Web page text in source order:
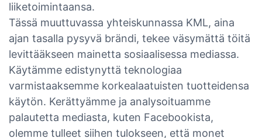
liiketoimintaansa.
Tässä muuttuvassa yhteiskunnassa KML, aina
ajan tasalla pysyvä brändi, tekee väsymättä töitä
levittääkseen mainetta sosiaalisessa mediassa.
Käytämme edistynyttä teknologiaa
varmistaaksemme korkealaatuisten tuotteidensa
käytön. Kerättyämme ja analysoituamme
palautetta mediasta, kuten Facebookista,
olemme tulleet siihen tulokseen, että monet